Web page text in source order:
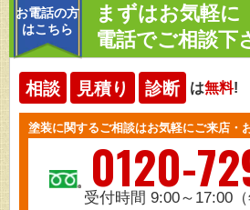
お電話の方
はこちら
まずはお気軽に
電話でご相談下
相談 見積り 診断 は無料!
塗装に関するご相談はお気軽にご来店・
0120-
受付時間 9:00～17:00（